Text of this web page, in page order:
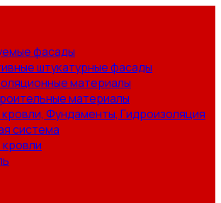
фасады
штукатурные фасады
материалы
материалы
Фундаменты, Гидроизоляция
система